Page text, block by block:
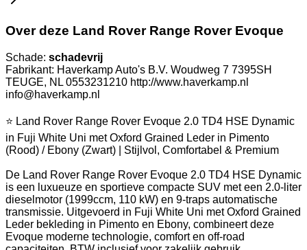
Over deze Land Rover Range Rover Evoque
Schade: schadevrij
Fabrikant: Haverkamp Auto's B.V. Woudweg 7 7395SH
TEUGE, NL 0553231210 http://www.haverkamp.nl
info@haverkamp.nl
⭐ Land Rover Range Rover Evoque 2.0 TD4 HSE Dynamic
in Fuji White Uni met Oxford Grained Leder in Pimento
(Rood) / Ebony (Zwart) | Stijlvol, Comfortabel & Premium
De Land Rover Range Rover Evoque 2.0 TD4 HSE Dynamic
is een luxueuze en sportieve compacte SUV met een 2.0-liter
dieselmotor (1999ccm, 110 kW) en 9-traps automatische
transmissie. Uitgevoerd in Fuji White Uni met Oxford Grained
Leder bekleding in Pimento en Ebony, combineert deze
Evoque moderne technologie, comfort en off-road